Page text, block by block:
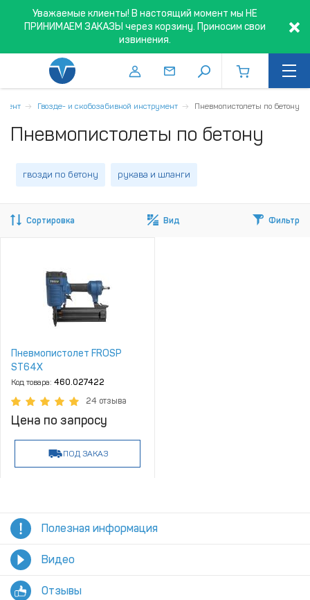
Уважаемые клиенты! В настоящий момент мы НЕ
ПРИНИМАЕМ ЗАКАЗЫ через корзину. Приносим свои
извинения.
Гвозде- и скобозабивной инструмент Пневмопистолеты по бетону
Пневмопистолеты по бетону
гвозди по бетону рукава и шланги
Сортировка Вид Фильтр
Пневмопистолет FROSP
ST64X
Код товара: 460.027422
24 отзыва
Цена по запросу
ПОД ЗАКАЗ
Полезная информация
Видео
Отзывы